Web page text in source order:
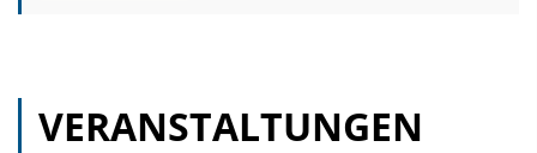
VERANSTALTUNGEN